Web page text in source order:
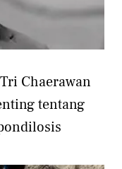
Chaerawan
tentang